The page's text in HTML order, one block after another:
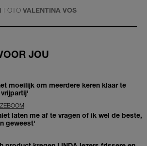
FOTO VALENTINA VOS
JOU
moeilijk om meerdere keren klaar te
laten me af te vragen of ik wel de beste,
geweest'